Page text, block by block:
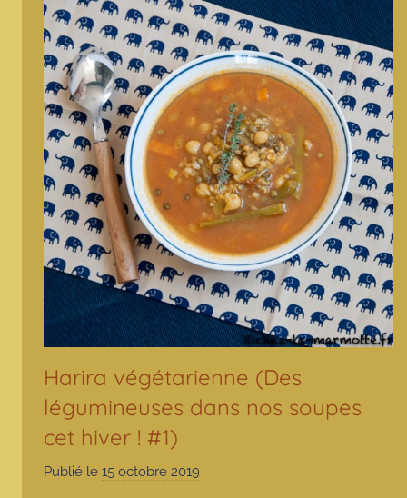
Harira végétarienne (Des
légumineuses dans nos soupes
cet hiver ! #1)
Publié le 15 octobre 2019